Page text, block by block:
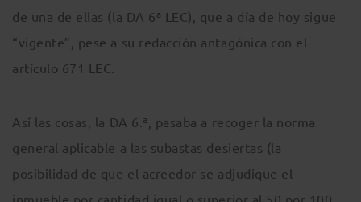
de una de ellas (la DA 6ª LEC), que a día de hoy sigue
“vigente”, pese a su redacción antagónica con el
artículo 671 LEC.
Así las cosas, la DA 6.ª, pasaba a recoger la norma
general aplicable a las subastas desiertas (la
posibilidad de que el acreedor se adjudique el